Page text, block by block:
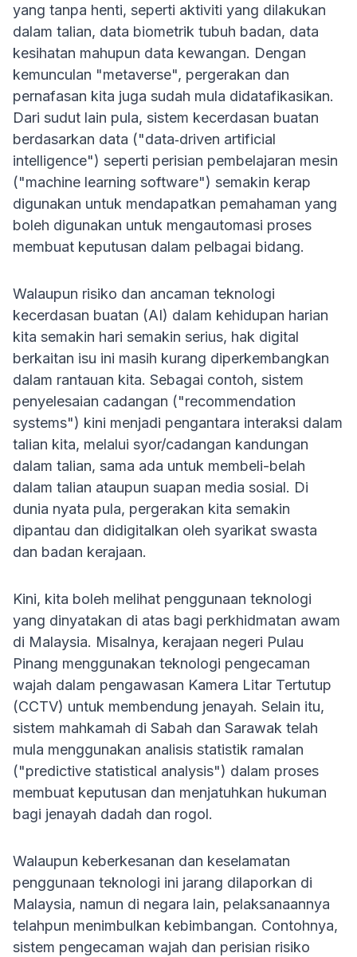
yang tanpa henti, seperti aktiviti yang dilakukan
dalam talian, data biometrik tubuh badan, data
kesihatan mahupun data kewangan. Dengan
kemunculan "metaverse", pergerakan dan
pernafasan kita juga sudah mula didatafikasikan.
Dari sudut lain pula, sistem kecerdasan buatan
berdasarkan data ("data‐driven artificial
intelligence") seperti perisian pembelajaran mesin
("machine learning software") semakin kerap
digunakan untuk mendapatkan pemahaman yang
boleh digunakan untuk mengautomasi proses
membuat keputusan dalam pelbagai bidang.
Walaupun risiko dan ancaman teknologi
kecerdasan buatan (AI) dalam kehidupan harian
kita semakin hari semakin serius, hak digital
berkaitan isu ini masih kurang diperkembangkan
dalam rantauan kita. Sebagai contoh, sistem
penyelesaian cadangan ("recommendation
systems") kini menjadi pengantara interaksi dalam
talian kita, melalui syor/cadangan kandungan
dalam talian, sama ada untuk membeli-belah
dalam talian ataupun suapan media sosial. Di
dunia nyata pula, pergerakan kita semakin
dipantau dan didigitalkan oleh syarikat swasta
dan badan kerajaan.
Kini, kita boleh melihat penggunaan teknologi
yang dinyatakan di atas bagi perkhidmatan awam
di Malaysia. Misalnya, kerajaan negeri Pulau
Pinang menggunakan teknologi pengecaman
wajah dalam pengawasan Kamera Litar Tertutup
(CCTV) untuk membendung jenayah. Selain itu,
sistem mahkamah di Sabah dan Sarawak telah
mula menggunakan analisis statistik ramalan
("predictive statistical analysis") dalam proses
membuat keputusan dan menjatuhkan hukuman
bagi jenayah dadah dan rogol.
Walaupun keberkesanan dan keselamatan
penggunaan teknologi ini jarang dilaporkan di
Malaysia, namun di negara lain, pelaksanaannya
telahpun menimbulkan kebimbangan. Contohnya,
sistem pengecaman wajah dan perisian risiko